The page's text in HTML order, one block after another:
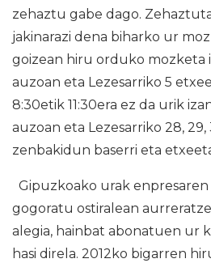
zehaztu gabe dago.
jakinarazi dena biharko ur
goizean hiru orduko mozketa
auzoan eta Lezesarriko 5
8:30etik 11:30era ez da urik
auzoan eta Lezesarriko 28, 29,
zenbakidun baserri eta
Gipuzkoako urak
gogoratu ostiralean
alegia, hainbat abonatuen ur
hasi direla. 2012ko bigarren